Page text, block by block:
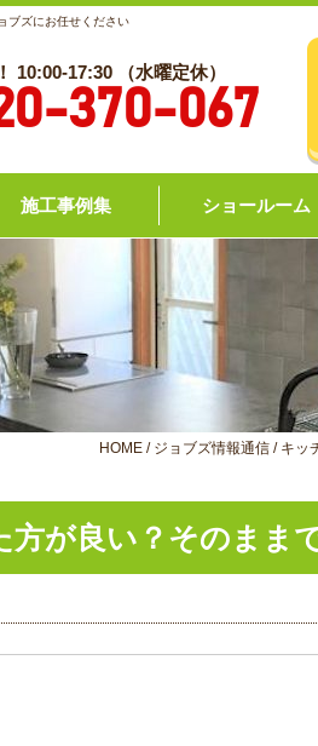
ブズにお任せください
10:00-17:30 （水曜定休）
370-067
施工事例集 ショールーム
HOME / ジョブズ情報通信 / キッ
が良い？そのまま